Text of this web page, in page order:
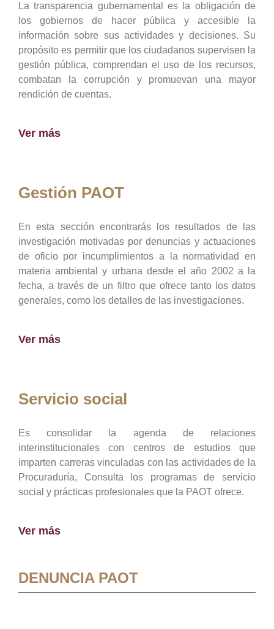
La transparencia gubernamental es la obligación de
los gobiernos de hacer pública y accesible la
información sobre sus actividades y decisiones. Su
propósito es permitir que los ciudadanos supervisen la
gestión pública, comprendan el uso de los recursos,
combatan la corrupción y promuevan una mayor
rendición de cuentas.
Ver más
Gestión PAOT
En esta sección encontrarás los resultados de las
investigación motivadas por denuncias y actuaciones
de oficio por incumplimientos a la normatividad en
materia ambiental y urbana desde el año 2002 a la
fecha, a través de un filtro que ofrece tanto los datos
generales, como los detalles de las investigaciones.
Ver más
Servicio social
Es consolidar la agenda de relaciones
interinstitucionales con centros de estudios que
imparten carreras vinculadas con las actividades de la
Procuraduría, Consulta los programas de servicio
social y prácticas profesionales que la PAOT ofrece.
Ver más
DENUNCIA PAOT